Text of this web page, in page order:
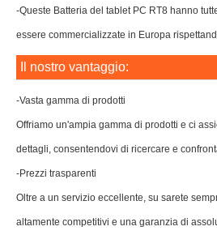
-Queste Batteria del tablet PC RT8 hanno
essere commercializzate in Europa
Il nostro vantaggio:
-Vasta gamma di prodotti
Offriamo un'ampia gamma di prodotti e ci
dettagli, consentendovi di ricercare e
-Prezzi trasparenti
Oltre a un servizio eccellente, su sarete
altamente competitivi e una garanzia di